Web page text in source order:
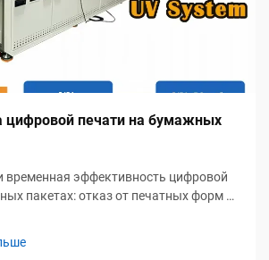
цифровой печати на бумажных
временная эффективность цифровой
пакетах: отказ от печатных форм и
дорогостоящие индивидуальные